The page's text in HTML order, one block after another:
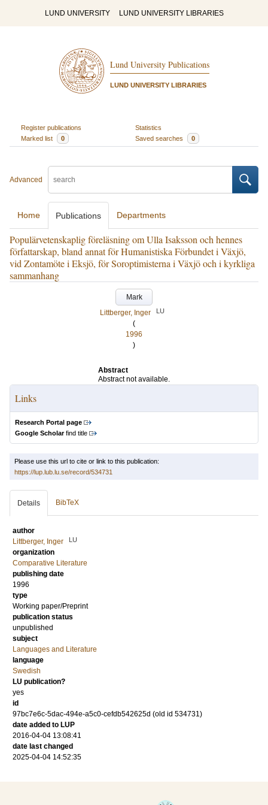
LUND UNIVERSITY LUND UNIVERSITY LIBRARIES
Lund University Publications
LUND UNIVERSITY LIBRARIES
Register publications
Statistics
Marked list
0 Saved searches 0
Advanced
Home Publications Departments
Populärvetenskaplig föreläsning om Ulla Isaksson och hennes
författarskap, bland annat för Humanistiska Förbundet i Växjö,
vid Zontamöte i Eksjö, för Soroptimisterna i Växjö och i kyrkliga
sammanhang
Mark
Littberger, Inger
LU
(
1996
)
Abstract
Abstract not available.
Links
Research Portal page
Google Scholarfind title
Please use this url to cite or link to this publication:
https://lup.lub.lu.se/record/534731
Details BibTeX
author
Littberger, Inger
LU
organization
Comparative Literature
publishing date
1996
type
Working paper/Preprint
publication status
unpublished
subject
Languages and Literature
language
Swedish
LU publication?
yes
id
97bc7e6c-5dac-494e-a5c0-cefdb542625d (old id 534731)
date added to LUP
2016-04-04 13:08:41
date last changed
2025-04-04 14:52:35